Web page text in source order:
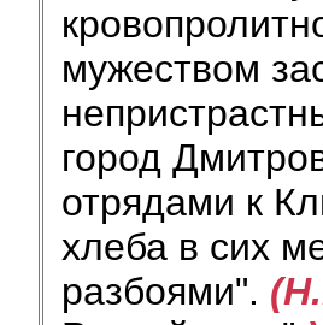
мужеством
город
отрядами к
хлеба в сих
разбоями".